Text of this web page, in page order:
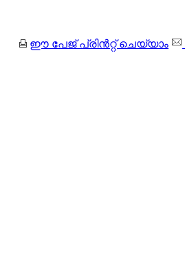
ഈ പേജ് പ്രിന്‍റ്റ് ചെയ്യാം